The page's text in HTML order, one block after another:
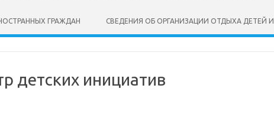
ГРАЖДАН СВЕДЕНИЯ ОБ ОРГАНИЗАЦИИ ОТДЫХА ДЕТЕЙ
детских инициатив